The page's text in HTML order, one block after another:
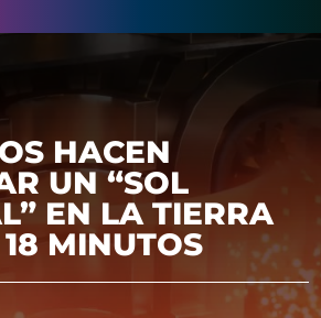
HACEN
UN “SOL
EN LA TIERRA
MINUTOS